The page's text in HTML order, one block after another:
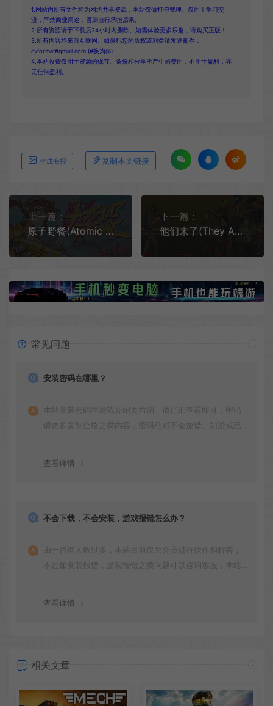
1.网站内所有文件均为网络共享资源，本站仅做打包整理。仅用于学习交
流，严禁商业用途，否则自行承担后果。
2.所有资源请于下载后24小时内删除。如需体验更多乐趣，请购买正版！
3.所有内容均来自互联网。如侵犯您的版权或利益请发送邮件：
cvformat#gmail.com (#换为@)
4.本站收费仅用于资源的保存、备份和分享所产生的费用，不用于盈利，亦
无任何盈利。
生成海报 复制本文链接
上一篇：
原子野餐(Atomic Picnic)第三人称肉鸽射击游戏|下载
下一篇：
他们来了(They Are Coming)横向卷轴射击游戏|单机|中文|TPS|免费下载
常见问题
安装密码在哪里？
本站安装密码在游戏介绍页右侧，请仔细查看即可，密码
请勿多复制空格之类内容，密码绝对不会放错。如游戏已
查看详情
不会下载，不会安装，游戏报错怎么办？
由于咨询人数过多，本站目前仅为会员进行操作和解答，
不过如安装报错，游戏报错之类问题可以咨询客服，本站
查看详情
相关文章